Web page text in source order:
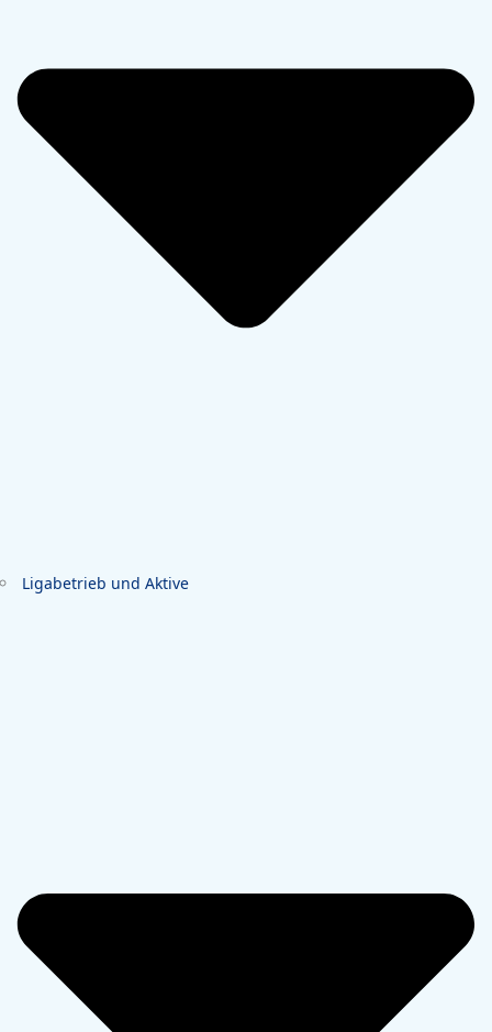
Ligabetrieb und Aktive